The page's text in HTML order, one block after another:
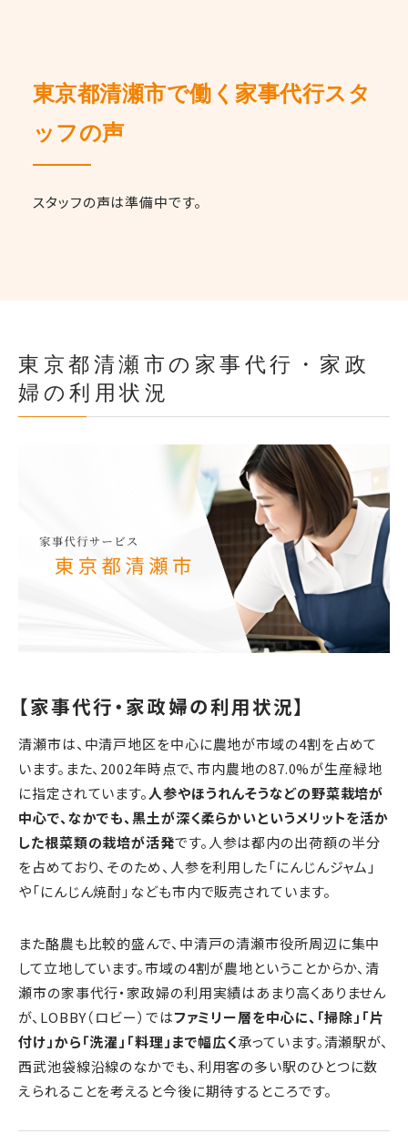
東京都清瀬市で働く家事代行スタ
ッフの声
スタッフの声は準備中です。
東京都清瀬市の家事代行・家政
婦の利用状況
【家事代行・家政婦の利用状況】
清瀬市は、中清戸地区を中心に農地が市域の4割を占めて
います。また、2002年時点で、市内農地の87.0%が生産緑地
に指定されています。人参やほうれんそうなどの野菜栽培が
中心で、なかでも、黒土が深く柔らかいというメリットを活か
した根菜類の栽培が活発です。人参は都内の出荷額の半分
を占めており、そのため、人参を利用した「にんじんジャム」
や「にんじん焼酎」なども市内で販売されています。
また酪農も比較的盛んで、中清戸の清瀬市役所周辺に集中
して立地しています。市域の4割が農地ということからか、清
瀬市の家事代行・家政婦の利用実績はあまり高くありません
が、LOBBY（ロビー）ではファミリー層を中心に、「掃除」「片
付け」から「洗濯」「料理」まで幅広く承っています。清瀬駅が、
西武池袋線沿線のなかでも、利用客の多い駅のひとつに数
えられることを考えると今後に期待するところです。